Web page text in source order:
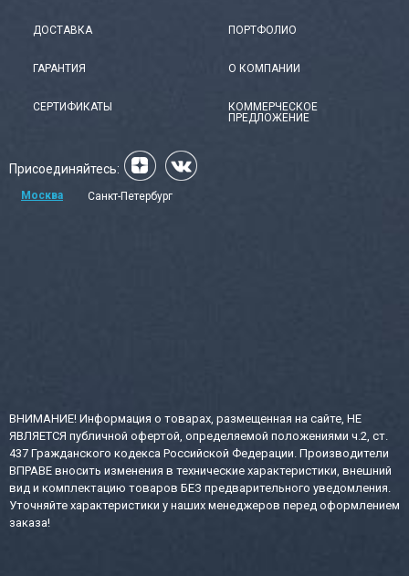
ДОСТАВКА
ГАРАНТИЯ
СЕРТИФИКАТЫ
ПОРТФОЛИО
О КОМПАНИИ
КОММЕРЧЕСКОЕ
ПРЕДЛОЖЕНИЕ
Присоединяйтесь:
Москва Санкт-Петербург
ВНИМАНИЕ! Информация о товарах, размещенная на сайте, НЕ
ЯВЛЯЕТСЯ публичной офертой, определяемой положениями ч.2, ст.
437 Гражданского кодекса Российской Федерации. Производители
ВПРАВЕ вносить изменения в технические характеристики, внешний
вид и комплектацию товаров БЕЗ предварительного уведомления.
Уточняйте характеристики у наших менеджеров перед оформлением
заказа!